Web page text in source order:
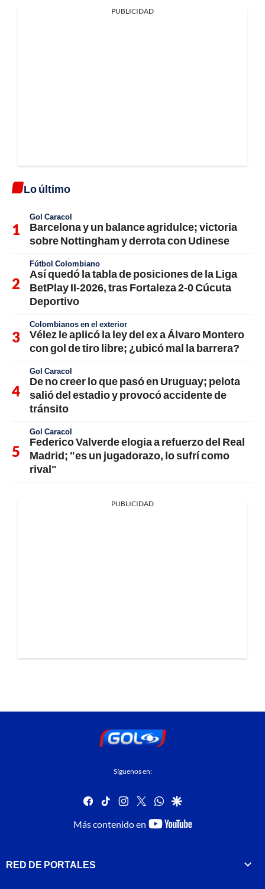
PUBLICIDAD
Lo último
Gol Caracol
Barcelona y un balance agridulce; victoria
sobre Nottingham y derrota con Udinese
Fútbol Colombiano
Así quedó la tabla de posiciones de la Liga
BetPlay II-2026, tras Fortaleza 2-0 Cúcuta
Deportivo
Colombianos en el exterior
Vélez le aplicó la ley del ex a Álvaro Montero
con gol de tiro libre; ¿ubicó mal la barrera?
Gol Caracol
De no creer lo que pasó en Uruguay; pelota
salió del estadio y provocó accidente de
tránsito
Gol Caracol
Federico Valverde elogia a refuerzo del Real
Madrid; "es un jugadorazo, lo sufrí como
rival"
PUBLICIDAD
Síguenos en:
facebook
tiktok instagram
twitterwhatsapp
google
Más contenido en
youtube-
RED DE PORTALES